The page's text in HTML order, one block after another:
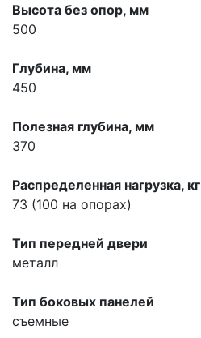
Высота без опор, мм
500
Глубина, мм
450
Полезная глубина, мм
370
Распределенная нагрузка, кг
73 (100 на опорах)
Тип передней двери
металл
Тип боковых панелей
съемные